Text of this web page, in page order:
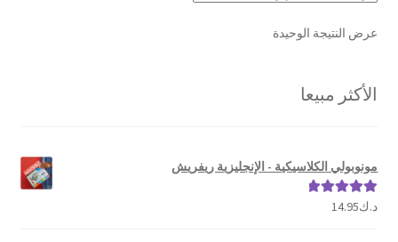
عرض النتيجة الوحيدة
الأكثر مبيعا
مونوبولي الكلاسيكية - الإنجليزية ريفريش
تم التقييم
د.ك14.95